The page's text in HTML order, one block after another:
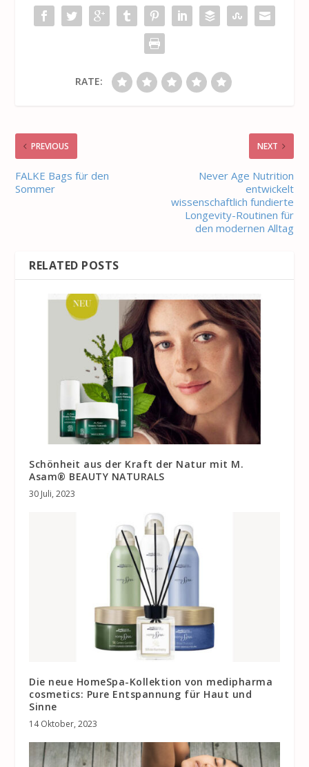
RATE:
PREVIOUS
FALKE Bags für den
Sommer
NEXT
Never Age Nutrition
entwickelt
wissenschaftlich fundierte
Longevity-Routinen für
den modernen Alltag
RELATED POSTS
Schönheit aus der Kraft der Natur mit M.
Asam® BEAUTY NATURALS
30 Juli, 2023
Die neue HomeSpa-Kollektion von medipharma
cosmetics: Pure Entspannung für Haut und
Sinne
14 Oktober, 2023